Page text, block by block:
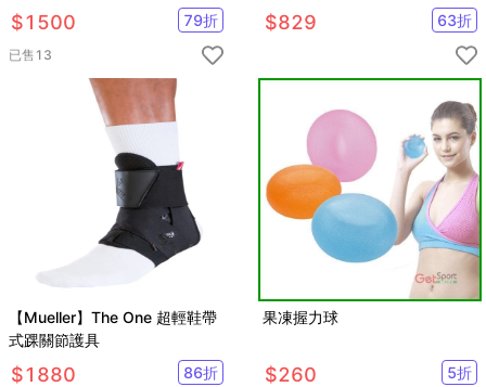
$1500 79折
已售 13
物造型保護套【GF21005】
$829 63折
【Mueller】The One 超輕鞋帶
式踝關節護具
$1880 86折
果凍握力球
$260 5折